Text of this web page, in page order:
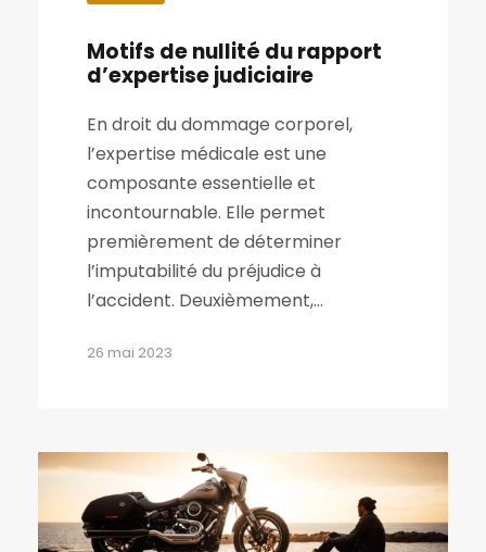
Motifs de nullité du rapport
d’expertise judiciaire
En droit du dommage corporel,
l’expertise médicale est une
composante essentielle et
incontournable. Elle permet
premièrement de déterminer
l’imputabilité du préjudice à
l’accident. Deuxièmement,...
26 mai 2023